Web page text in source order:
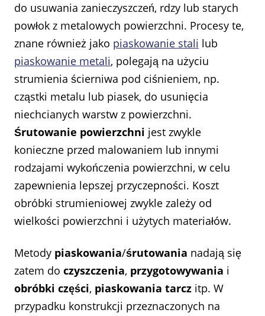
do usuwania zanieczyszczeń, rdzy lub starych
powłok z metalowych powierzchni. Procesy te,
znane również jako piaskowanie stali lub
piaskowanie metali, polegają na użyciu
strumienia ścierniwa pod ciśnieniem, np.
cząstki metalu lub piasek, do usunięcia
niechcianych warstw z powierzchni.
Śrutowanie powierzchni jest zwykle
konieczne przed malowaniem lub innymi
rodzajami wykończenia powierzchni, w celu
zapewnienia lepszej przyczepności. Koszt
obróbki strumieniowej zwykle zależy od
wielkości powierzchni i użytych materiałów.
Metody piaskowania/śrutowania nadają się
zatem do czyszczenia, przygotowywania i
obróbki części, piaskowania tarcz itp. W
przypadku konstrukcji przeznaczonych na